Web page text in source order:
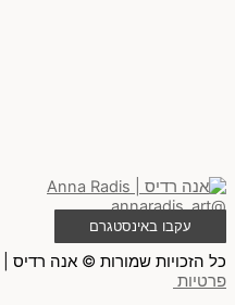
@annaradis_art
עקבו באינסטגרם
כל הזכויות שמורות © אנה רדיס |
פרטיות